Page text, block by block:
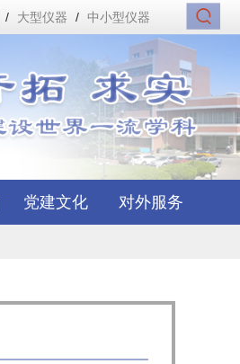
/ 大型仪器 / 中小型仪器
党建文化 对外服务